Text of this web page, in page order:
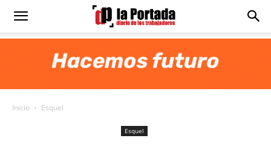
Diario
Inicio Esquel
Esquel